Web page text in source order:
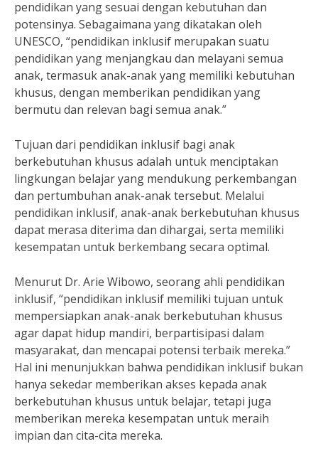
pendidikan yang sesuai dengan kebutuhan dan
potensinya. Sebagaimana yang dikatakan oleh
UNESCO, “pendidikan inklusif merupakan suatu
pendidikan yang menjangkau dan melayani semua
anak, termasuk anak-anak yang memiliki kebutuhan
khusus, dengan memberikan pendidikan yang
bermutu dan relevan bagi semua anak.”
Tujuan dari pendidikan inklusif bagi anak
berkebutuhan khusus adalah untuk menciptakan
lingkungan belajar yang mendukung perkembangan
dan pertumbuhan anak-anak tersebut. Melalui
pendidikan inklusif, anak-anak berkebutuhan khusus
dapat merasa diterima dan dihargai, serta memiliki
kesempatan untuk berkembang secara optimal.
Menurut Dr. Arie Wibowo, seorang ahli pendidikan
inklusif, “pendidikan inklusif memiliki tujuan untuk
mempersiapkan anak-anak berkebutuhan khusus
agar dapat hidup mandiri, berpartisipasi dalam
masyarakat, dan mencapai potensi terbaik mereka.”
Hal ini menunjukkan bahwa pendidikan inklusif bukan
hanya sekedar memberikan akses kepada anak
berkebutuhan khusus untuk belajar, tetapi juga
memberikan mereka kesempatan untuk meraih
impian dan cita-cita mereka.